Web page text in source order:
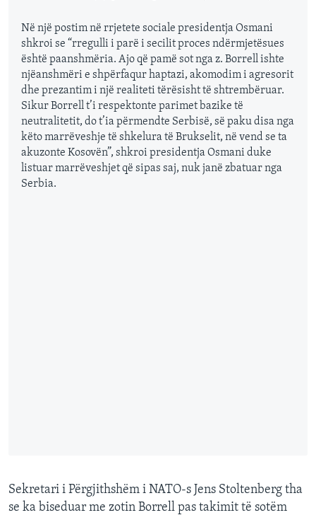
Në një postim në rrjetete sociale presidentja Osmani
shkroi se “rregulli i parë i secilit proces ndërmjetësues
është paanshmëria. Ajo që pamë sot nga z. Borrell ishte
njëanshmëri e shpërfaqur haptazi, akomodim i agresorit
dhe prezantim i një realiteti tërësisht të shtrembëruar.
Sikur Borrell t’i respektonte parimet bazike të
neutralitetit, do t’ia përmendte Serbisë, së paku disa nga
këto marrëveshje të shkelura të Brukselit, në vend se ta
akuzonte Kosovën”, shkroi presidentja Osmani duke
listuar marrëveshjet që sipas saj, nuk janë zbatuar nga
Serbia.
Sekretari i Përgjithshëm i NATO-s Jens Stoltenberg tha
se ka biseduar me zotin Borrell pas takimit të sotëm